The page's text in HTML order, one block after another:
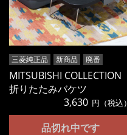
三菱純正品 新商品 廃番
MITSUBISHI COLLECTION
折りたたみバケツ
3,630 円（税込）
品切れ中です